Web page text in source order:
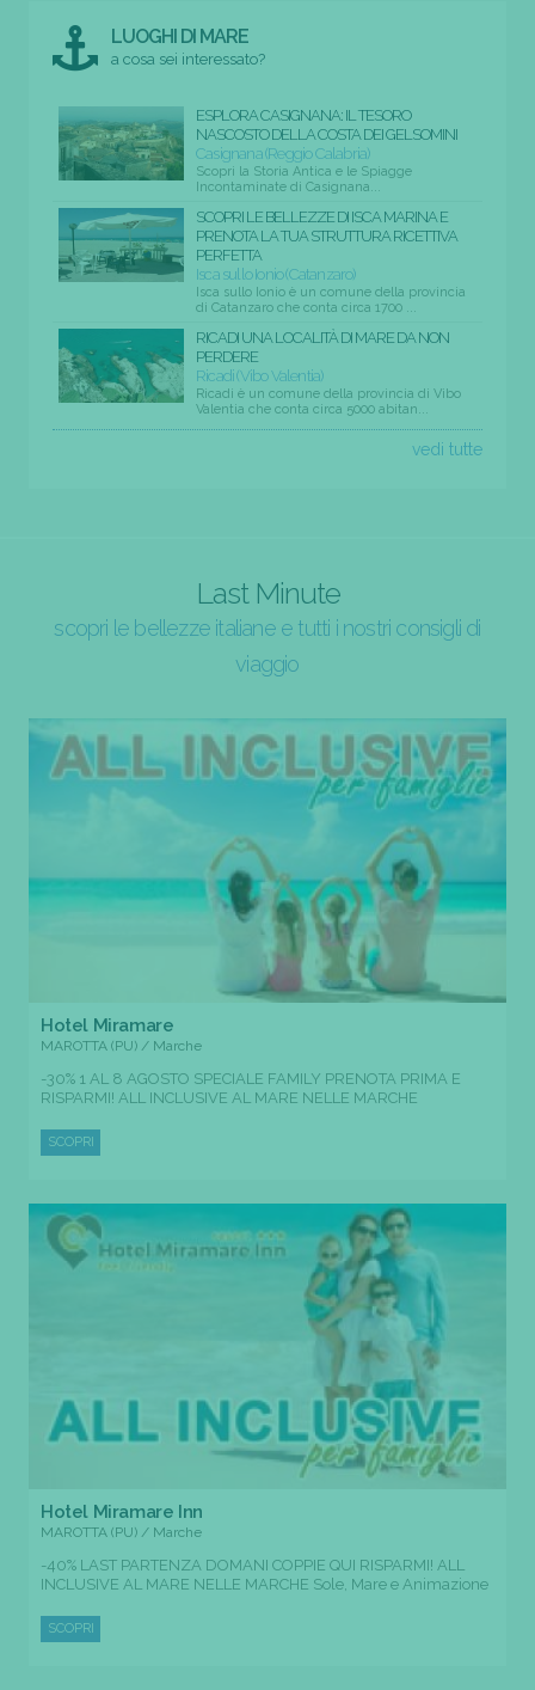
LUOGHI DI MARE
a cosa sei interessato?
ESPLORA CASIGNANA: IL TESORO
NASCOSTO DELLA COSTA DEI GELSOMINI
Casignana (Reggio Calabria)
Scopri la Storia Antica e le Spiagge
Incontaminate di Casignana...
SCOPRI LE BELLEZZE DI ISCA MARINA E
PRENOTA LA TUA STRUTTURA RICETTIVA
PERFETTA
Isca sullo Ionio (Catanzaro)
Isca sullo Ionio è un comune della provincia
di Catanzaro che conta circa 1700 ...
RICADI UNA LOCALITÀ DI MARE DA NON
PERDERE
Ricadi (Vibo Valentia)
Ricadi è un comune della provincia di Vibo
Valentia che conta circa 5000 abitan...
vedi tutte
Last Minute
scopri le bellezze italiane e tutti i nostri consigli di
viaggio
Hotel Miramare
MAROTTA (PU) / Marche
-30% 1 AL 8 AGOSTO SPECIALE FAMILY PRENOTA PRIMA E
RISPARMI! ALL INCLUSIVE AL MARE NELLE MARCHE
SCOPRI
Hotel Miramare Inn
MAROTTA (PU) / Marche
-40% LAST PARTENZA DOMANI COPPIE QUI RISPARMI! ALL
INCLUSIVE AL MARE NELLE MARCHE Sole, Mare e Animazione
SCOPRI